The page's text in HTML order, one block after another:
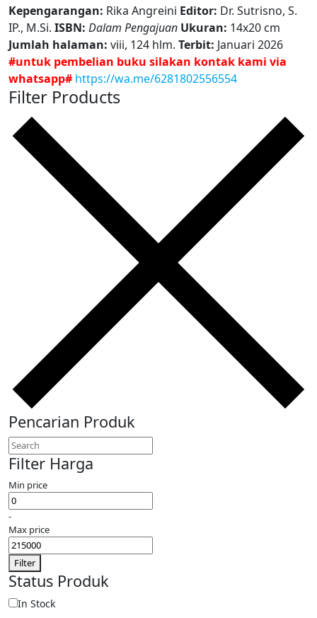
Kepengarangan: Rika Angreini Editor: Dr. Sutrisno, S.
IP., M.Si. ISBN: Dalam Pengajuan Ukuran: 14x20 cm
Jumlah halaman: viii, 124 hlm. Terbit: Januari 2026
#untuk pembelian buku silakan kontak kami via
whatsapp# https://wa.me/6281802556554
Filter Products
Pencarian Produk
Filter Harga
Min price
-
Max price
Filter
Status Produk
In Stock